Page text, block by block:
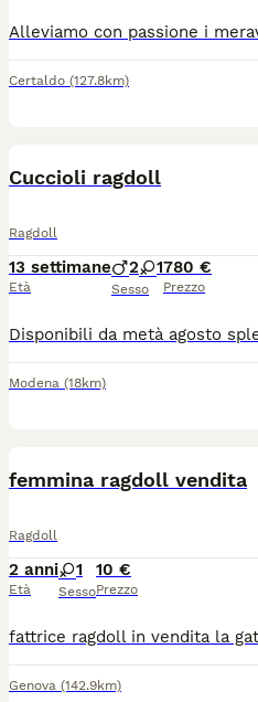
Certaldo (127.8km)
Cuccioli ragdoll
Ragdoll
13 settimane
Età
2 1
Sesso
780 €
Prezzo
Modena (18km)
femmina ragdoll vendita
Ragdoll
2 anni
Età
1
Sesso
10 €
Prezzo
Genova (142.9km)